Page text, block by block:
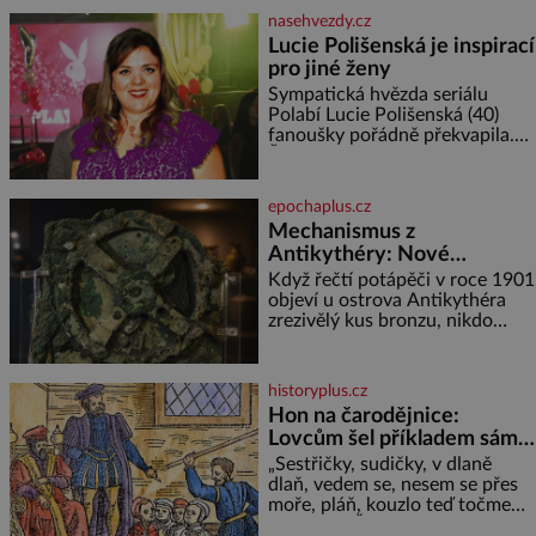
kříž. Na první pohled vypadají
jako zapomenuté nábo
nasehvezdy.cz
Lucie Polišenská je inspirací
pro jiné ženy
Sympatická hvězda seriálu
Polabí Lucie Polišenská (40)
fanoušky pořádně překvapila.
módu si příliš nepotrpí, se
vůbec poprvé postavila před
objekti
epochaplus.cz
Mechanismus z
Antikythéry: Nové
výzkumy odhalují další
překvapení o starověkém
počítači
Když řečtí potápěči v roce 1901
objeví u ostrova Antikythéra
zrezivělý kus bronzu, nikdo
starověku. Až moderní
rentgenové tomografy odhalí
desítky ozubených kol ukrytých
uvnitř. Mechanismus z
Antikythéry je dnes považován
za nejstarší známý analogový
počítač na světě. Přesto ani po
historyplus.cz
Hon na čarodějnice:
Lovcům šel příkladem sám
král
„Sestřičky, sudičky, v dlaně
dlaň, vedem se, nesem se přes
moře, pláň, kouzlo teď točme